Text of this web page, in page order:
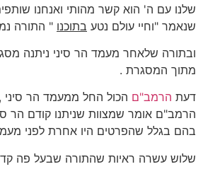
שלנו עם ה' הוא קשר מהותי ואנחנו
שנאמר "וחיי עולם נטע בתוכנו " התורה
ובתורה שלאחר מעמד הר סיני ניתנה
מתוך המסגרת .
דעת הרמב"ם הכול החל ממעמד הר
הרמב"ם אומר שמצוות שניתנו קודם הר
בהם בגלל שהפרטים היו אחרת לפני
שלוש עשרה ראיות שהתורה שבעל פה